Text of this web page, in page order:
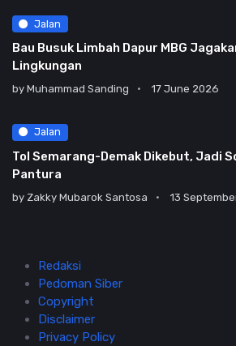
Jalan
Bau Busuk Limbah Dapur MBG
Lingkungan
by Muhammad Sanding 17 June 2026
Jalan
Tol Semarang-Demak Dikebut, Jadi
Pantura
by Zakky Mubarok Santosa 13
Redaksi
Pedoman Siber
Copyright
Disclaimer
Privacy Policy